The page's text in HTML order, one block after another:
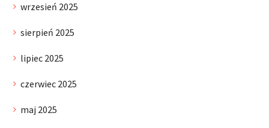
wrzesień 2025
sierpień 2025
lipiec 2025
czerwiec 2025
maj 2025